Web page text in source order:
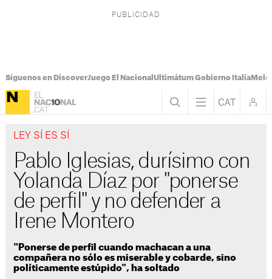
Síguenos en DiscoverJuego El Nacional Ultimátum Gobierno Italia
LEY SÍ ES SÍ
Pablo Iglesias, durísimo con
Yolanda Díaz por "ponerse
de perfil" y no defender a
Irene Montero
"Ponerse de perfil cuando machacan a una
compañera no sólo es miserable y cobarde, sino
políticamente estúpido", ha soltado